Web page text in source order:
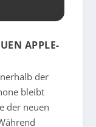
APPLE-
der
bleibt
der neuen